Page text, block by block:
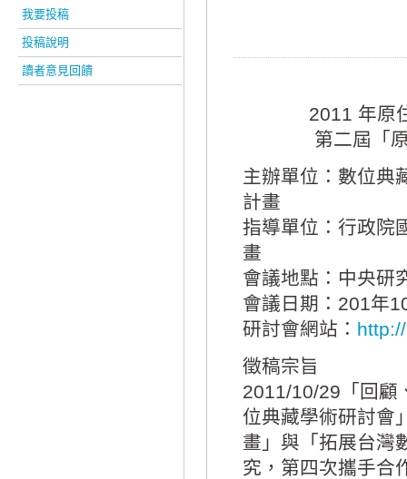
我要投稿
投稿說明
讀者意見回饋
2011 年原
第二屆「
主辦單位：數位典
計畫
指導單位：行政院
畫
會議地點：中央研
會議日期：201年
研討會網站：
徵稿宗旨
2011/10/29「回顧
位典藏學術研討會
畫」與「拓展台灣
究，第四次攜手合